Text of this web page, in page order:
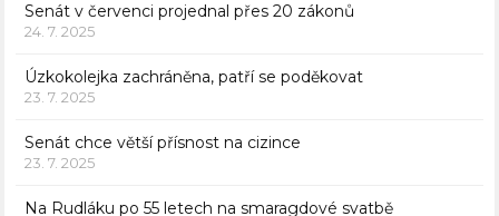
Senát v červenci projednal přes 20 zákonů
24. 7. 2025
Úzkokolejka zachráněna, patří se poděkovat
23. 7. 2025
Senát chce větší přísnost na cizince
23. 7. 2025
Na Rudláku po 55 letech na smaragdové svatbě